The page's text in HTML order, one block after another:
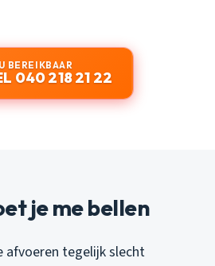
BEREIKBAAR
040 218 21 22
je me bellen
afvoeren tegelijk slecht